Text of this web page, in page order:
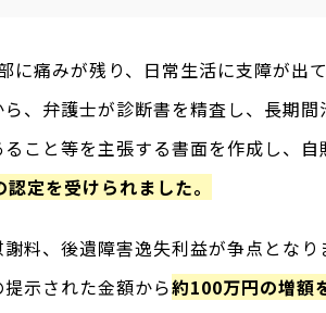
に痛みが残り、日常生活に支障が出
、弁護士が診断書を精査し、長期
こと等を主張する書面を作成し、
定を受けられました。
料、後遺障害逸失利益が争点とな
示された金額から約100万円の増額